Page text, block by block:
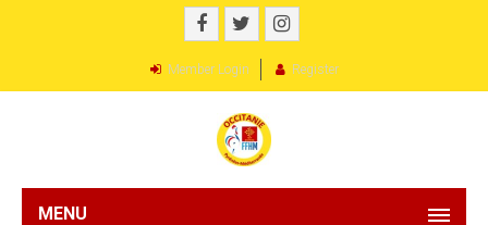
Member Login Register
MENU